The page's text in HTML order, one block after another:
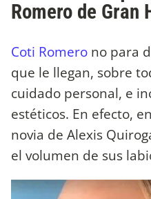
Romero de Gran
Coti Romero no para
que le llegan, sobre
cuidado personal, e
estéticos. En efecto,
novia de Alexis
el volumen de sus